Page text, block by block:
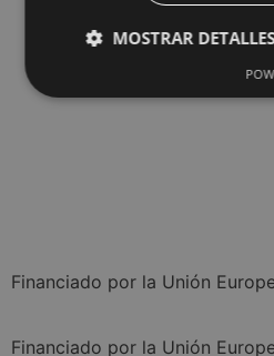
Financiado por la Unión
Financiado por la Unión
MOSTRAR